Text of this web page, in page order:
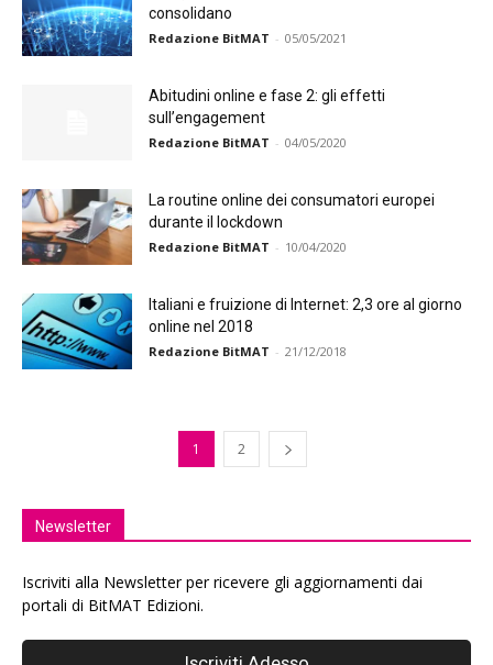
consolidano
Redazione BitMAT - 05/05/2021
Abitudini online e fase 2: gli effetti
sull’engagement
Redazione BitMAT - 04/05/2020
La routine online dei consumatori europei
durante il lockdown
Redazione BitMAT - 10/04/2020
Italiani e fruizione di Internet: 2,3 ore al giorno
online nel 2018
Redazione BitMAT - 21/12/2018
1 2
Newsletter
Iscriviti alla Newsletter per ricevere gli aggiornamenti dai
portali di BitMAT Edizioni.